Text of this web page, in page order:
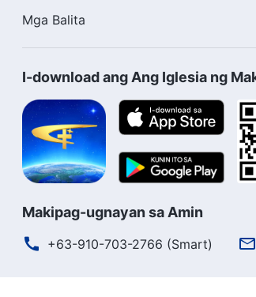
Mga Balita
I-download ang Ang Iglesia ng
Makipag-ugnayan sa Amin
+63-910-703-2766 (Smart)